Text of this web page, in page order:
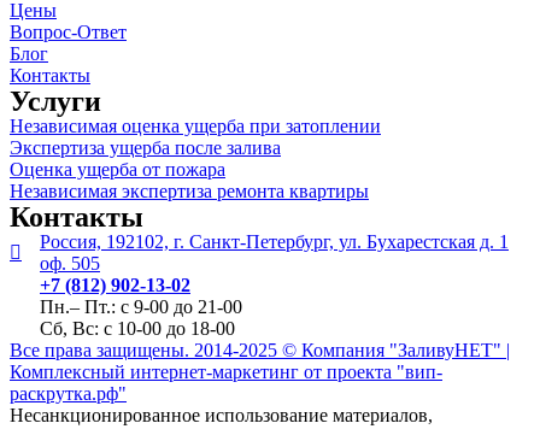
Цены
Вопрос-Ответ
Блог
Контакты
Услуги
Независимая оценка ущерба при затоплении
Экспертиза ущерба после залива
Оценка ущерба от пожара
Независимая экспертиза ремонта квартиры
Контакты
Россия, 192102, г. Санкт-Петербург, ул. Бухарестская д. 1
оф. 505
+7 (812) 902-13-02
Пн.– Пт.: с 9-00 до 21-00
Сб, Вс: с 10-00 до 18-00
Все права защищены. 2014-2025 © Компания "ЗаливуНЕТ" |
Комплексный интернет-маркетинг от проекта "вип-
раскрутка.рф"
Несанкционированное использование материалов,